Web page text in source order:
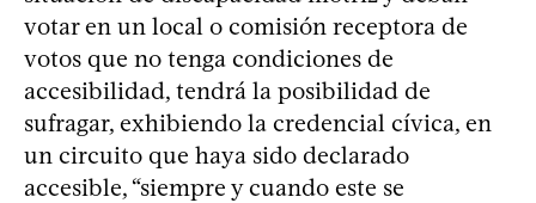
votar en un local o comisión receptora de
votos que no tenga condiciones de
accesibilidad, tendrá la posibilidad de
sufragar, exhibiendo la credencial cívica, en
un circuito que haya sido declarado
accesible, “siempre y cuando este se